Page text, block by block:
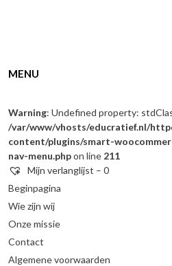
MENU
Warning: Undefined property:
/var/www/vhosts/educratief.nl/
content/plugins/smart-
nav-menu.phpon line 211
Mijn verlanglijst – 0
Beginpagina
Wie zijn wij
Onze missie
Contact
Algemene voorwaarden